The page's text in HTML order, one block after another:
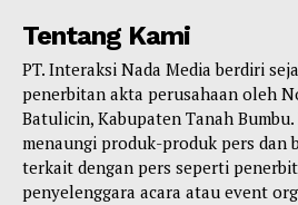
Tentang Kami
PT. Interaksi Nada Media berdiri
penerbitan akta perusahaan oleh
Batulicin, Kabupaten Tanah
menaungi produk-produk pers dan
terkait dengan pers seperti
penyelenggara acara atau event